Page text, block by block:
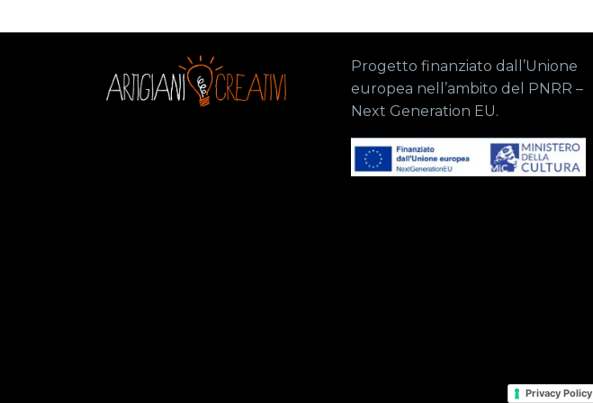
Progetto finanziato dall’Unione
europea nell’ambito del PNRR –
Next Generation EU.
Privacy Policy